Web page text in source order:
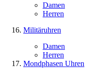
Damen
Herren
Militäruhren
Damen
Herren
Mondphasen Uhren